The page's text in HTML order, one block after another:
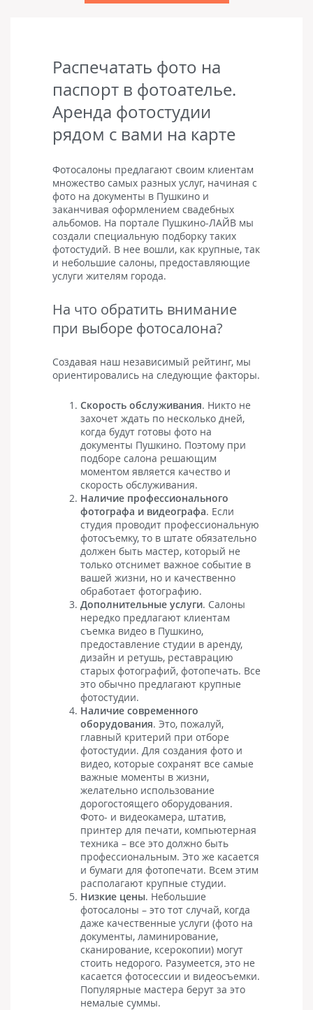
Распечатать фото на
паспорт в фотоателье.
Аренда фотостудии
рядом с вами на карте
Фотосалоны предлагают своим клиентам
множество самых разных услуг, начиная с
фото на документы в Пушкино и
заканчивая оформлением свадебных
альбомов. На портале Пушкино-ЛАЙВ мы
создали специальную подборку таких
фотостудий. В нее вошли, как крупные, так
и небольшие салоны, предоставляющие
услуги жителям города.
На что обратить внимание
при выборе фотосалона?
Создавая наш независимый рейтинг, мы
ориентировались на следующие факторы.
Скорость обслуживания. Никто не
захочет ждать по несколько дней,
когда будут готовы фото на
документы Пушкино. Поэтому при
подборе салона решающим
моментом является качество и
скорость обслуживания.
Наличие профессионального
фотографа и видеографа. Если
студия проводит профессиональную
фотосъемку, то в штате обязательно
должен быть мастер, который не
только отснимет важное событие в
вашей жизни, но и качественно
обработает фотографию.
Дополнительные услуги. Салоны
нередко предлагают клиентам
съемка видео в Пушкино,
предоставление студии в аренду,
дизайн и ретушь, реставрацию
старых фотографий, фотопечать. Все
это обычно предлагают крупные
фотостудии.
Наличие современного
оборудования. Это, пожалуй,
главный критерий при отборе
фотостудии. Для создания фото и
видео, которые сохранят все самые
важные моменты в жизни,
желательно использование
дорогостоящего оборудования.
Фото- и видеокамера, штатив,
принтер для печати, компьютерная
техника – все это должно быть
профессиональным. Это же касается
и бумаги для фотопечати. Всем этим
располагают крупные студии.
Низкие цены. Небольшие
фотосалоны – это тот случай, когда
даже качественные услуги (фото на
документы, ламинирование,
сканирование, ксерокопии) могут
стоить недорого. Разумеется, это не
касается фотосессии и видеосъемки.
Популярные мастера берут за это
немалые суммы.